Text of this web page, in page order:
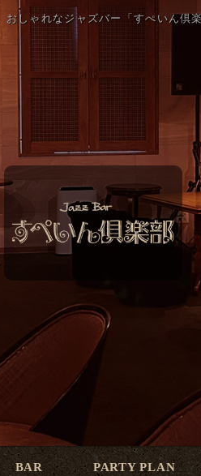
おしゃれなジャズバー「すぺいん倶
BAR PARTY PLAN